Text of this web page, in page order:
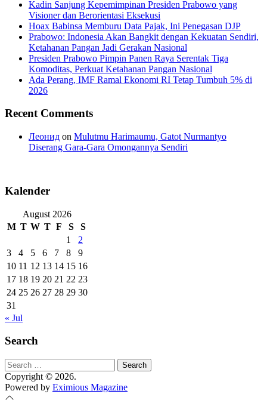
Kadin Sanjung Kepemimpinan Presiden Prabowo yang
Visioner dan Berorientasi Eksekusi
Hoax Babinsa Memburu Data Pajak, Ini Penegasan DJP
Prabowo: Indonesia Akan Bangkit dengan Kekuatan Sendiri,
Ketahanan Pangan Jadi Gerakan Nasional
Presiden Prabowo Pimpin Panen Raya Serentak Tiga
Komoditas, Perkuat Ketahanan Pangan Nasional
Ada Perang, IMF Ramal Ekonomi RI Tetap Tumbuh 5% di
2026
Recent Comments
Леонид on Mulutmu Harimaumu, Gatot Nurmantyo
Diserang Gara-Gara Omongannya Sendiri
Kalender
August 2026
M T W T F S
S
1
2
3
4 5 6 7 8
9
10 11 12 13 14 15 16
17 18 19 20 21 22 23
24 25 26 27 28 29 30
31
« Jul
Search
Search
for:
Copyright © 2026.
Powered by Eximious Magazine